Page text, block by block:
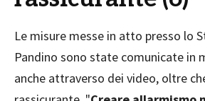
Le misure messe in atto presso lo
Pandino sono state comunicate in
anche attraverso dei video, oltre